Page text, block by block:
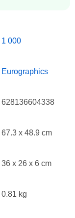
1 000
Eurographics
628136604338
67.3 x 48.9 cm
36 x 26 x 6 cm
0.81 kg